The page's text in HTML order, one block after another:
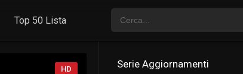
Top 50 Lista
HD Serie Aggiornamenti